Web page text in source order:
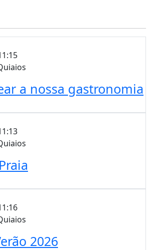
a nossa gastronomia
2026